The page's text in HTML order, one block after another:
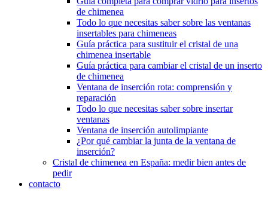
de chimenea
Todo lo que necesitas saber sobre las ventanas
insertables para chimeneas
Guía práctica para sustituir el cristal de una
chimenea insertable
Guía práctica para cambiar el cristal de un inserto
de chimenea
Ventana de inserción rota: comprensión y
reparación
Todo lo que necesitas saber sobre insertar
ventanas
Ventana de inserción autolimpiante
¿Por qué cambiar la junta de la ventana de
inserción?
Cristal de chimenea en España: medir bien antes de
pedir
contacto